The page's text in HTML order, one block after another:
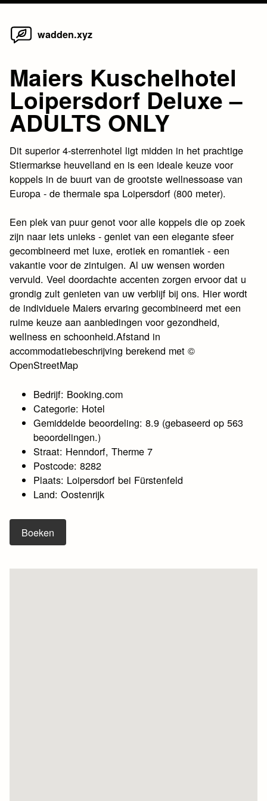
Skip
wadden.xyz
Maiers Kuschelhotel
Loipersdorf Deluxe –
ADULTS ONLY
Dit superior 4-sterrenhotel ligt midden in het prachtige
Stiermarkse heuvelland en is een ideale keuze voor
koppels in de buurt van de grootste wellnessoase van
Europa - de thermale spa Loipersdorf (800 meter).
Een plek van puur genot voor alle koppels die op zoek
zijn naar iets unieks - geniet van een elegante sfeer
gecombineerd met luxe, erotiek en romantiek - een
vakantie voor de zintuigen. Al uw wensen worden
vervuld. Veel doordachte accenten zorgen ervoor dat u
grondig zult genieten van uw verblijf bij ons. Hier wordt
de individuele Maiers ervaring gecombineerd met een
ruime keuze aan aanbiedingen voor gezondheid,
wellness en schoonheid.Afstand in
accommodatiebeschrijving berekend met ©
OpenStreetMap
Bedrijf: Booking.com
Categorie: Hotel
Gemiddelde beoordeling: 8.9 (gebaseerd op 563
beoordelingen.)
Straat: Henndorf, Therme 7
Postcode: 8282
Plaats: Loipersdorf bei Fürstenfeld
Land: Oostenrijk
Boeken